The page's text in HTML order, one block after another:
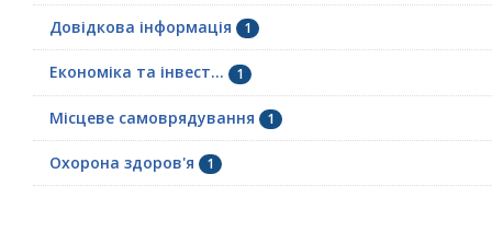
Довідкова інформація 1
Економіка та інвест... 1
Місцеве самоврядування 1
Охорона здоров'я 1